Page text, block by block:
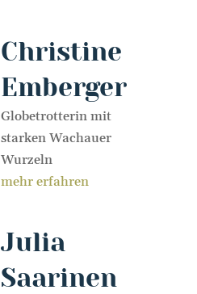
Christine
Emberger
Globetrotterin mit
starken Wachauer
Wurzeln
mehr erfahren
Julia
Saarinen